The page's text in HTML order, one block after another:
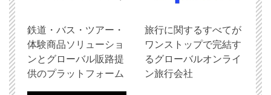
鉄道・バス・ツアー・
体験商品ソリューショ
ンとグローバル販路提
供のプラットフォーム
旅行に関するすべてが
ワンストップで完結す
るグローバルオンライ
ン旅行会社